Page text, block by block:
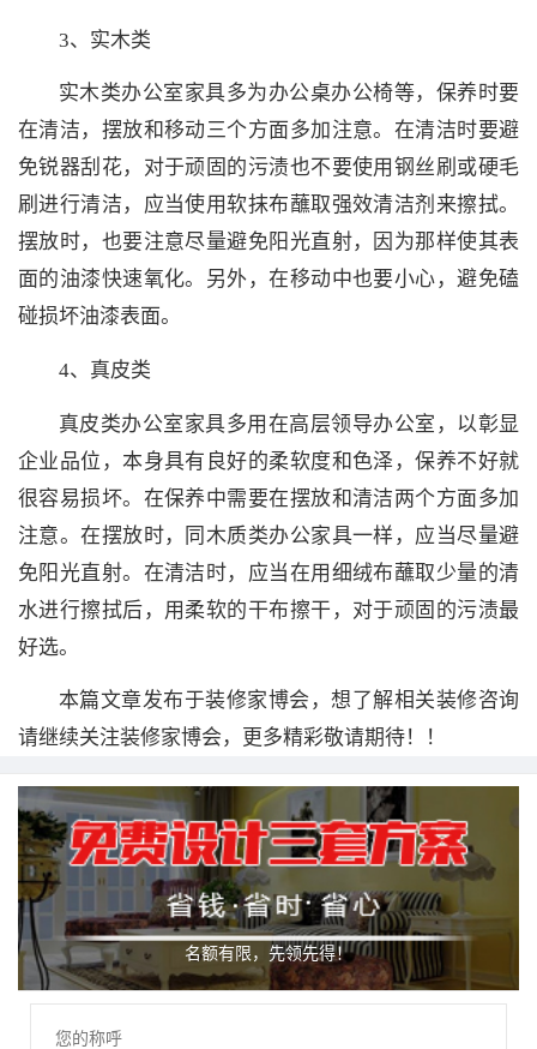
3、实木类
实木类办公室家具多为办公桌办公椅等，保养时要
在清洁，摆放和移动三个方面多加注意。在清洁时要避
免锐器刮花，对于顽固的污渍也不要使用钢丝刷或硬毛
刷进行清洁，应当使用软抹布蘸取强效清洁剂来擦拭。
摆放时，也要注意尽量避免阳光直射，因为那样使其表
面的油漆快速氧化。另外，在移动中也要小心，避免磕
碰损坏油漆表面。
4、真皮类
真皮类办公室家具多用在高层领导办公室，以彰显
企业品位，本身具有良好的柔软度和色泽，保养不好就
很容易损坏。在保养中需要在摆放和清洁两个方面多加
注意。在摆放时，同木质类办公家具一样，应当尽量避
免阳光直射。在清洁时，应当在用细绒布蘸取少量的清
水进行擦拭后，用柔软的干布擦干，对于顽固的污渍最
好选。
本篇文章发布于装修家博会，想了解相关装修咨询
请继续关注装修家博会，更多精彩敬请期待！！
名额有限，先领先得！